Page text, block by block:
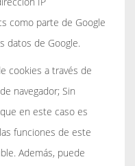
como parte de Google
datos de Google.
cookies a través de
navegador; Sin
en este caso es
funciones de este
Además, puede